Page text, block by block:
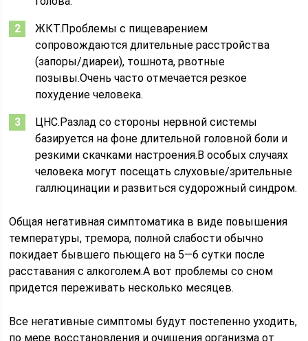
ЖКТ.Проблемы с пищеварением
сопровождаются длительные расстройства
(запоры/диареи), тошнота, рвотные
позывы.Очень часто отмечается резкое
похудение человека.
ЦНС.Разлад со стороны нервной системы
базируется на фоне длительной головной боли и
резкими скачками настроения.В особых случаях
человека могут посещать слуховые/зрительные
галлюцинации и развиться судорожный синдром.
Общая негативная симптоматика в виде повышения
температуры, тремора, полной слабости обычно
покидает бывшего пьющего на 5—6 сутки после
расставания с алкоголем.А вот проблемы со сном
придется переживать несколько месяцев.
Все негативные симптомы будут постепенно уходить,
по мере восстановления и очищения организма от